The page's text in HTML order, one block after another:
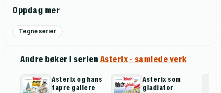
Oppdag mer
Tegneserier
Andre bøker i serien Asterix - samlede verk
Asterix og hans
tapre gallere
Asterix som
gladiator